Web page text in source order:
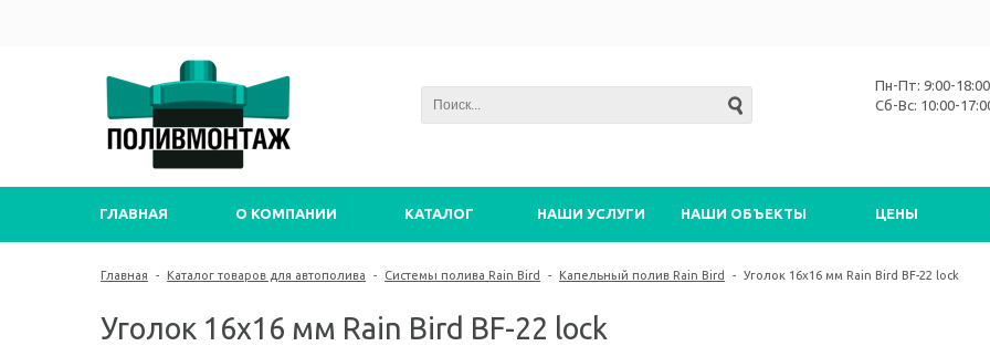
Пн-Пт: 9:00-18:00
Сб-Вс: 10:00-
ГЛАВНАЯ О КОМПАНИИ КАТАЛОГ НАШИ УСЛУГИ НАШИ ОБЪЕКТЫ ЦЕНЫ
Главная - Каталог товаров для автополива - Системы полива Rain Bird - Капельный полив Rain Bird - Уголок 16х16 мм Rain Bird BF-22 lock
Уголок 16х16 мм Rain Bird BF-22 lock